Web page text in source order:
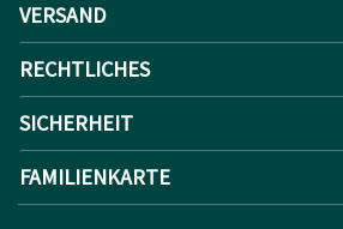
VERSAND
RECHTLICHES
SICHERHEIT
FAMILIENKARTE